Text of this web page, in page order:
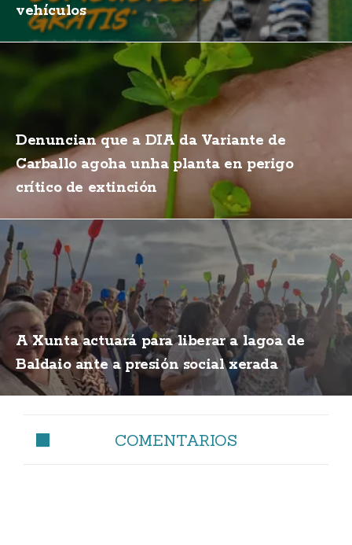
vehículos
Denuncian que a DIA da Variante de
Carballo agoha unha planta en perigo
crítico de extinción
A Xunta actuará para liberar a lagoa de
Baldaio ante a presión social xerada
COMENTARIOS